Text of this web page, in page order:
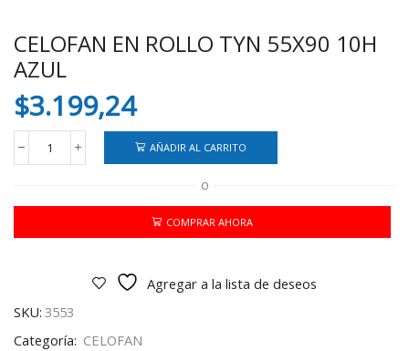
CELOFAN EN ROLLO TYN 55X90 10H
AZUL
$3.199,24
CELOFAN
EN
TYN
10H
AÑADIR AL CARRITO
O
COMPRAR AHORA
Agregar a la lista de deseos
SKU: 3553
Categoría: CELOFAN